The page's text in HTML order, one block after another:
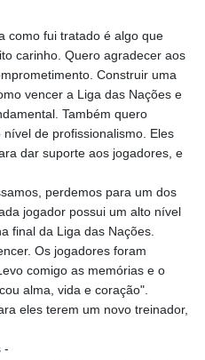
como fui tratado é algo que
carinho. Quero agradecer aos
Construir uma
vencer a Liga das Nações e
Também quero
de profissionalismo. Eles
dar suporte aos jogadores, e
perdemos para um dos
jogador possui um alto nível
final da Liga das Nações.
Os jogadores foram
comigo as memórias e o
alma, vida e coração".
eles terem um novo treinador,
-